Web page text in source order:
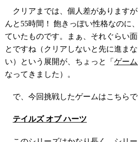
クリアまでは、個人差があります
んと55時間！ 飽きっぽい性格なのに
ていたものです。まぁ、それぐらい
とですね（クリアしないと先に進ま
い）という展開が、ちょっと「 ゲー
なってきました）。
で、今回挑戦したゲームはこちらで
テイルズ オブ ハーツ